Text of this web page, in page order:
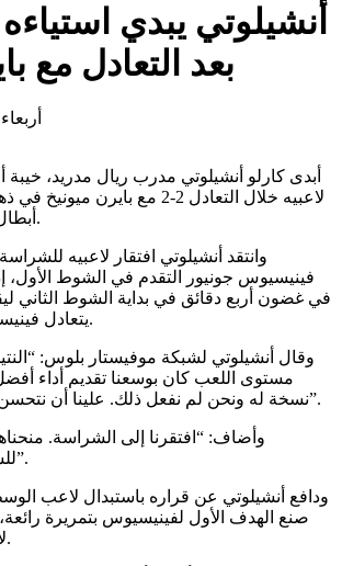
أنشيلوتي يبدي
بعد التعادل مع
أربعاء, 01/05/2024 -
أبدى كارلو أنشيلوتي مدرب ريال مدريد،
لاعبيه خلال التعادل 2-2 مع
أبطال أوروبا أمس الثلاثاء.
وانتقد أنشيلوتي افتقار لاعبيه
فينيسيوس جونيور التقدم في الشوط الأول،
في غضون أربع دقائق في بداية الشوط الثاني
يتعادل فينيسيوس من ركلة جزاء.
وقال أنشيلوتي لشبكة موفيستار بلوس:
مستوى اللعب كان بوسعنا تقديم أداء
نسخة له ونحن لم نفعل ذلك. علينا أن نتحسن في الأسبوع المقبل”.
وأضاف: “افتقرنا إلى الشراسة.
للسيطرة على المباراة”.
ودافع أنشيلوتي عن قراره باستبدال لاعب
صنع الهدف الأول لفينيسيوس بتمريرة
لاعب في ريال مدريد.